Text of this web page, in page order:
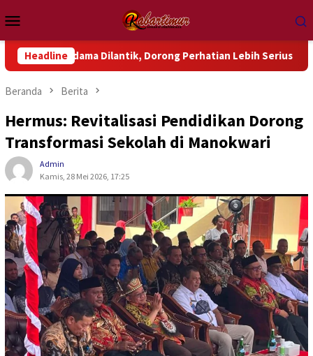
ke
kontenMobile
Headline
Dilantik, Dorong Perhatian Lebih Serius Terhadap Isu
Beranda Berita
Hermus: Revitalisasi Pendidikan Dorong
Transformasi Sekolah di Manokwari
Admin
Kamis, 28 Mei 2026, 17:25